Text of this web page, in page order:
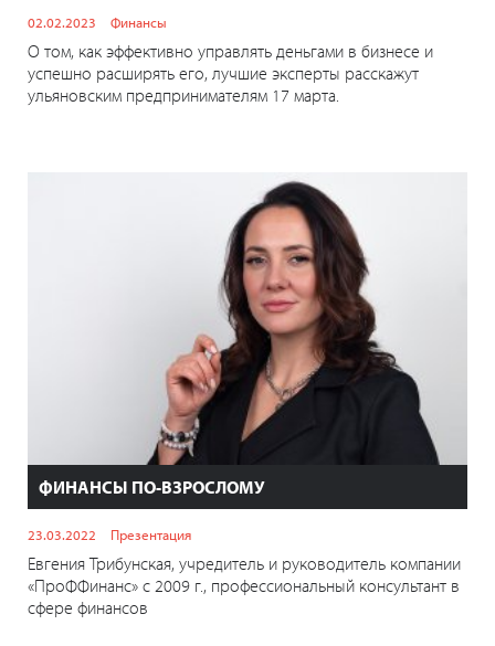
02.02.2023 Финансы
О том, как эффективно управлять деньгами в бизнесе и
успешно расширять его, лучшие эксперты расскажут
ульяновским предпринимателям 17 марта.
ФИНАНСЫ ПО-ВЗРОСЛОМУ
23.03.2022 Презентация
Евгения Трибунская, учредитель и руководитель компании
«ПроФФинанс» с 2009 г., профессиональный консультант в
сфере финансов